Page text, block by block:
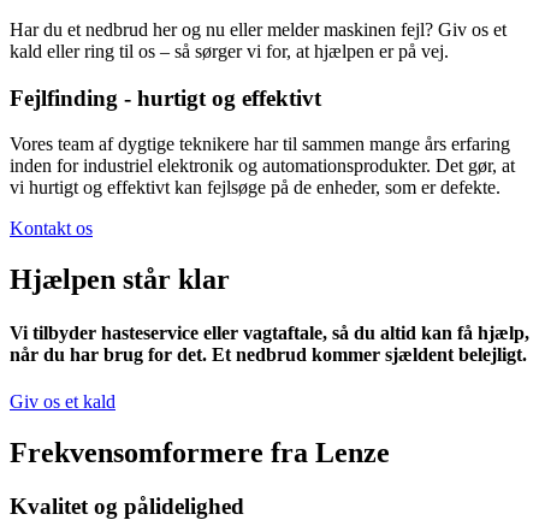
Har du et nedbrud her og nu eller melder maskinen fejl? Giv os et
kald eller ring til os – så sørger vi for, at hjælpen er på vej.
Fejlfinding - hurtigt og effektivt
Vores team af dygtige teknikere har til sammen mange års erfaring
inden for industriel elektronik og automationsprodukter. Det gør, at
vi hurtigt og effektivt kan fejlsøge på de enheder, som er defekte.
Kontakt os
Hjælpen står klar
Vi tilbyder hasteservice eller vagtaftale, så du altid kan få hjælp,
når du har brug for det. Et nedbrud kommer sjældent belejligt.
Giv os et kald
Frekvensomformere fra Lenze
Kvalitet og pålidelighed